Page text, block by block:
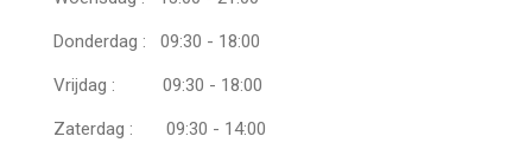
Donderdag : 09:30 - 18:00
Vrijdag : 09:30 - 18:00
Zaterdag : 09:30 - 14:00